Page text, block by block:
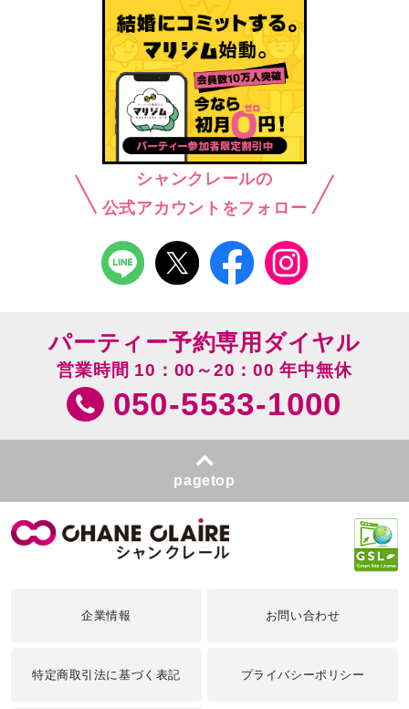
シャンクレールの
公式アカウントをフォロー
パーティー予約専用ダイヤル
営業時間 10：00～20：00 年中無休
050-5533-1000
pagetop
企業情報 お問い合わせ
特定商取引法に基づく表記 プライバシーポリシー